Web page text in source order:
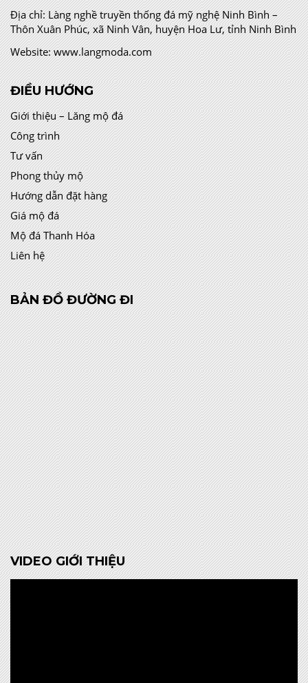
Địa chỉ:Làng nghề truyền thống đá mỹ nghệ Ninh Bình –
Thôn Xuân Phúc, xã Ninh Vân, huyện Hoa Lư, tỉnh Ninh Bình
Website: www.langmoda.com
ĐIỀU HƯỚNG
Giới thiệu – Lăng mộ đá
Công trình
Tư vấn
Phong thủy mộ
Hướng dẫn đặt hàng
Giá mộ đá
Mộ đá Thanh Hóa
Liên hệ
BẢN ĐỒ ĐƯỜNG ĐI
VIDEO GIỚI THIỆU